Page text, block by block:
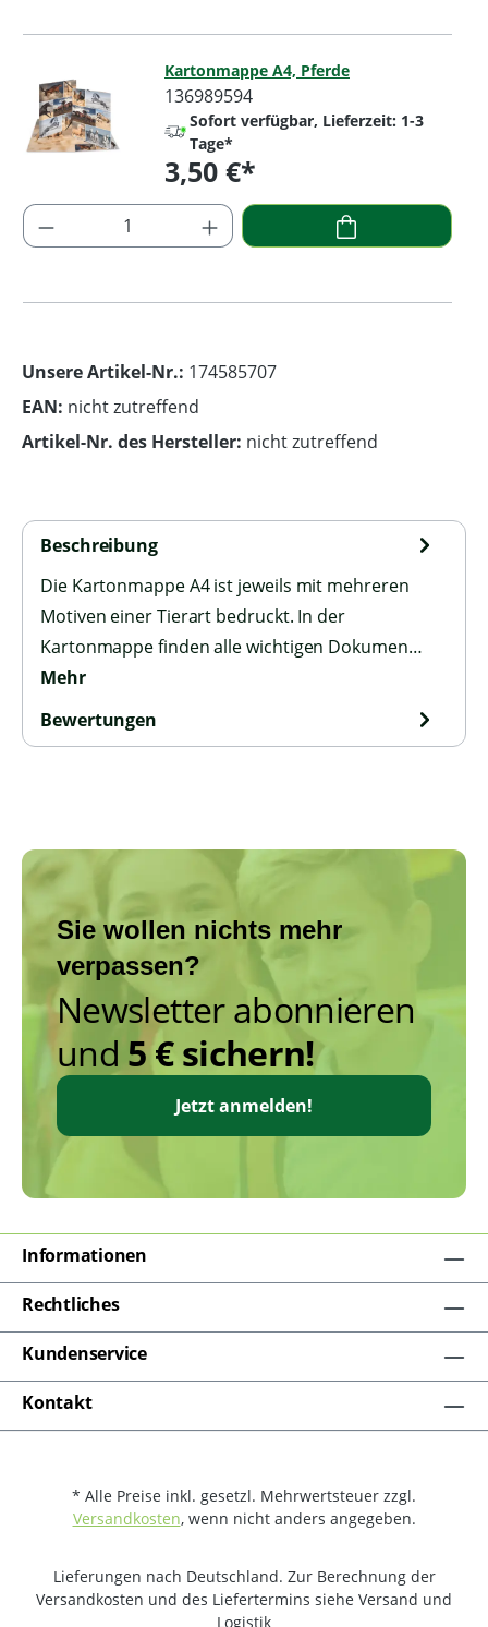
Kartonmappe A4, Pferde
136989594
Sofort verfügbar, Lieferzeit: 1-3
Tage*
Regulärer Preis:
3,50 €*
Produkt Anzahl: Gib den gewünschten
Unsere Artikel-Nr.: 174585707
EAN: nicht zutreffend
Artikel-Nr. des Hersteller: nicht zutreffend
Beschreibung
Die Kartonmappe A4 ist jeweils mit mehreren
Motiven einer Tierart bedruckt. In der
Kartonmappe finden alle wichtigen Dokumen…
Mehr
Bewertungen
Sie wollen nichts mehr
verpassen?
Newsletter abonnieren
und 5 € sichern!
Jetzt anmelden!
Informationen
Rechtliches
Kundenservice
Kontakt
* Alle Preise inkl. gesetzl. Mehrwertsteuer zzgl.
Versandkosten, wenn nicht anders angegeben.
Lieferungen nach Deutschland. Zur Berechnung der
Versandkosten und des Liefertermins siehe Versand und
Logistik